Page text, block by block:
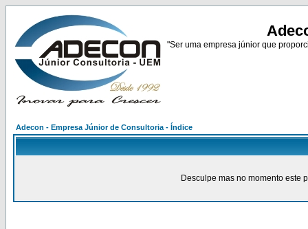
"Ser uma empresa júnior que
Adecon - Empresa Júnior de Consultoria - Índice
Desculpe mas no momento este